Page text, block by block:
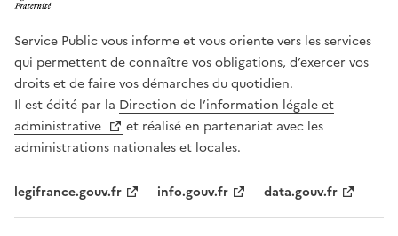
Service Public vous informe et vous oriente vers les services
qui permettent de connaître vos obligations, d’exercer vos
droits et de faire vos démarches du quotidien.
Il est édité par la Direction de l’information légale et
administrative
et réalisé en partenariat avec les
administrations nationales et locales.
legifrance.gouv.fr info.gouv.fr data.gouv.fr